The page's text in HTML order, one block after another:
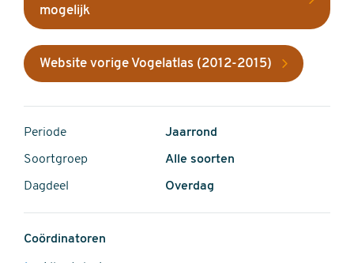
mogelijk
Website vorige Vogelatlas (2012-2015)
Periode Jaarrond
Soortgroep Alle soorten
Dagdeel Overdag
Coördinatoren